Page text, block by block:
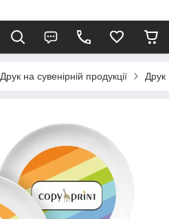
Друк на сувенірній продукції Друк